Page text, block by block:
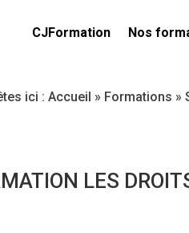
CJFormation Nos
ici :Accueil » Formations »
LES